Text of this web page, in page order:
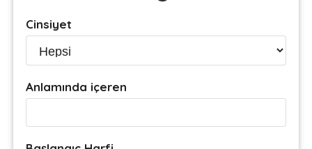
Cinsiyet
Anlamında içeren